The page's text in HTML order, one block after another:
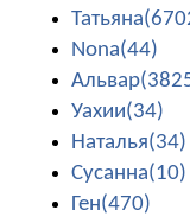
Nona(44)
Уахии(34)
Наталья(34)
Сусанна(10)
Ген(470)